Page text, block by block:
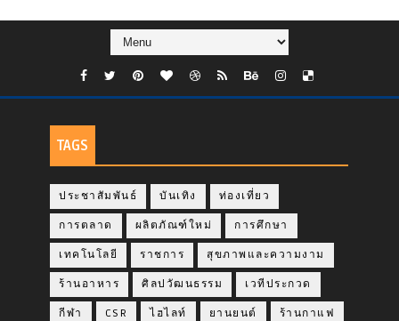
TAGS
ประชาสัมพันธ์ บันเทิง ท่องเที่ยว
การตลาด ผลิตภัณฑ์ใหม่ การศึกษา
เทคโนโลยี ราชการ สุขภาพและความงาม
ร้านอาหาร ศิลปวัฒนธรรม เวทีประกวด
กีฬา CSR ไฮไลท์ ยานยนต์ ร้านกาแฟ